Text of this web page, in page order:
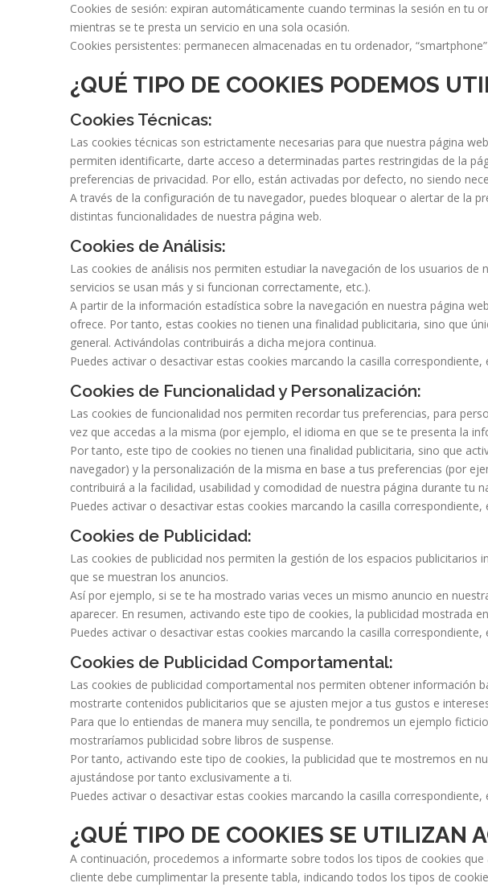
Cookies de sesión: expiran automáticamente cuando terminas la sesión en tu
mientras se te presta un servicio en una sola ocasión.
Cookies persistentes: permanecen almacenadas en tu ordenador,
¿QUÉ TIPO DE COOKIES PODEMOS
Cookies Técnicas:
Las cookies técnicas son estrictamente necesarias para que nuestra página
permiten identificarte, darte acceso a determinadas partes restringidas de la
preferencias de privacidad. Por ello, están activadas por defecto, no siendo
A través de la configuración de tu navegador, puedes bloquear o alertar de la
distintas funcionalidades de nuestra página web.
Cookies de Análisis:
Las cookies de análisis nos permiten estudiar la navegación de los usuarios
servicios se usan más y si funcionan correctamente, etc.).
A partir de la información estadística sobre la navegación en nuestra página
ofrece. Por tanto, estas cookies no tienen una finalidad publicitaria, sino que
general. Activándolas contribuirás a dicha mejora continua.
Puedes activar o desactivar estas cookies marcando la casilla
Cookies de Funcionalidad y Personalización:
Las cookies de funcionalidad nos permiten recordar tus preferencias, para
vez que accedas a la misma (por ejemplo, el idioma en que se te presenta la
Por tanto, este tipo de cookies no tienen una finalidad publicitaria, sino que
navegador) y la personalización de la misma en base a tus preferencias (por
contribuirá a la facilidad, usabilidad y comodidad de nuestra página durante tu
Puedes activar o desactivar estas cookies marcando la casilla
Cookies de Publicidad:
Las cookies de publicidad nos permiten la gestión de los espacios
que se muestran los anuncios.
Así por ejemplo, si se te ha mostrado varias veces un mismo anuncio en
aparecer. En resumen, activando este tipo de cookies, la publicidad mostrada
Puedes activar o desactivar estas cookies marcando la casilla
Cookies de Publicidad Comportamental:
Las cookies de publicidad comportamental nos permiten obtener información
mostrarte contenidos publicitarios que se ajusten mejor a tus gustos e
Para que lo entiendas de manera muy sencilla, te pondremos un ejemplo
mostraríamos publicidad sobre libros de suspense.
Por tanto, activando este tipo de cookies, la publicidad que te mostremos en
ajustándose por tanto exclusivamente a ti.
Puedes activar o desactivar estas cookies marcando la casilla
¿QUÉ TIPO DE COOKIES SE UTILIZAN
A continuación, procedemos a informarte sobre todos los tipos de cookies
cliente debe cumplimentar la presente tabla, indicando todos los tipos de